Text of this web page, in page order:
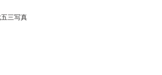
三写真